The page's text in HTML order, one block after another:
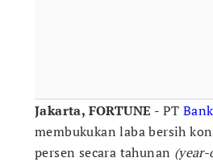
Jakarta, FORTUNE - PT
membukukan laba bersih
persen secara tahunan